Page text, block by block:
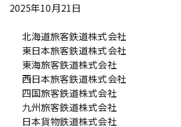
2025年10月21日
北海道旅客鉄道株式会社
東日本旅客鉄道株式会社
東海旅客鉄道株式会社
西日本旅客鉄道株式会社
四国旅客鉄道株式会社
九州旅客鉄道株式会社
日本貨物鉄道株式会社